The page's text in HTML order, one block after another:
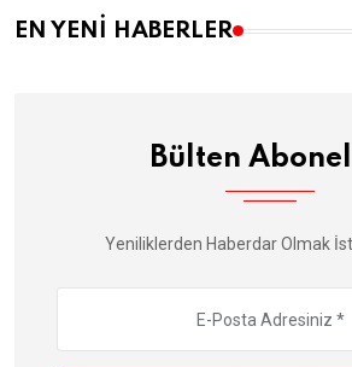
EN YENI HABERLER
Bülten
Yeniliklerden Haberdar Olmak